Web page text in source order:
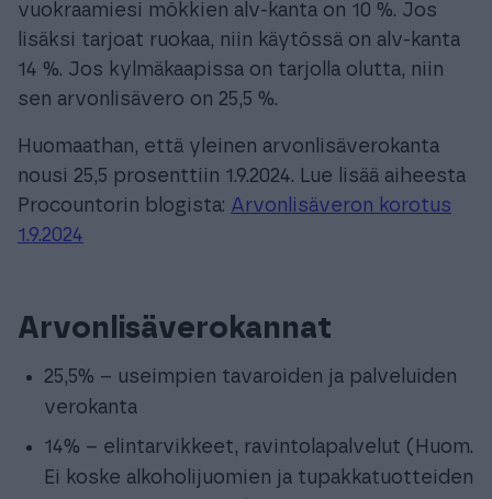
vuokraamiesi mökkien alv-kanta on 10 %. Jos
lisäksi tarjoat ruokaa, niin käytössä on alv-kanta
14 %. Jos kylmäkaapissa on tarjolla olutta, niin
sen arvonlisävero on 25,5 %.
Huomaathan, että yleinen arvonlisäverokanta
nousi 25,5 prosenttiin 1.9.2024. Lue lisää aiheesta
Procountorin blogista: Arvonlisäveron korotus
1.9.2024
Arvonlisäverokannat
25,5% – useimpien tavaroiden ja palveluiden
verokanta
14% – elintarvikkeet, ravintolapalvelut (Huom.
Ei koske alkoholijuomien ja tupakkatuotteiden